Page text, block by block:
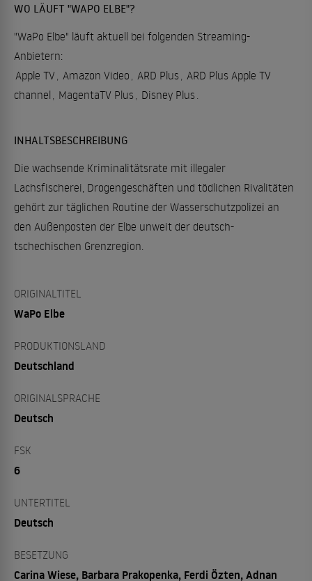
WO LÄUFT "WAPO ELBE"?
"WaPo Elbe" läuft aktuell bei folgenden Streaming-
Anbietern:
Apple TV Amazon Video ARD Plus ARD Plus Apple TV
channel
MagentaTV Plus Disney Plus
INHALTSBESCHREIBUNG
Die wachsende Kriminalitätsrate mit illegaler
Lachsfischerei, Drogengeschäften und tödlichen Rivalitäten
gehört zur täglichen Routine der Wasserschutzpolizei an
den Außenposten der Elbe unweit der deutsch-
tschechischen Grenzregion.
ORIGINALTITEL
WaPo Elbe
PRODUKTIONSLAND
Deutschland
ORIGINALSPRACHE
Deutsch
FSK
6
UNTERTITEL
Deutsch
BESETZUNG
Carina Wiese, Barbara Prakopenka, Ferdi Özten, Adnan